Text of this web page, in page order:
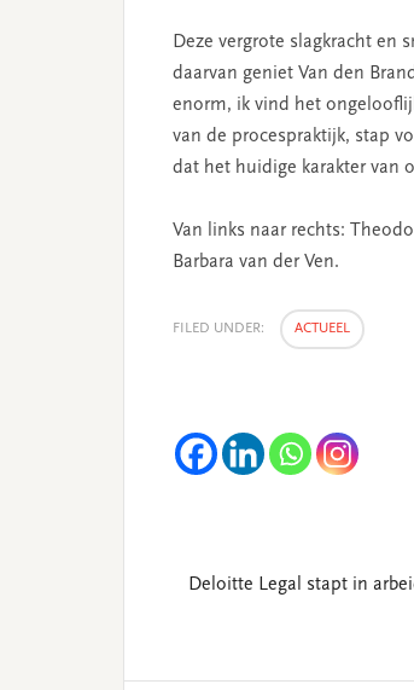
Deze vergrote slagkracht en
daarvan geniet Van den
enorm, ik vind het
van de procespraktijk, stap
dat het huidige karakter van
Van links naar rechts:
Barbara van der Ven.
FILED UNDER: ACTUEEL
Deloitte Legal stapt in